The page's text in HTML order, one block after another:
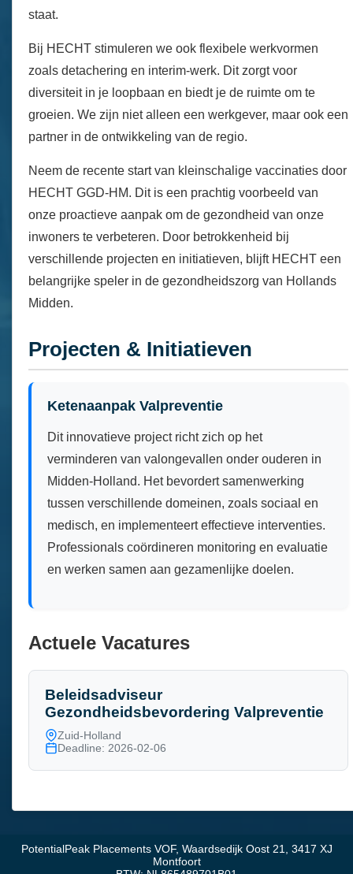
staat.
Bij HECHT stimuleren we ook flexibele werkvormen
zoals detachering en interim-werk. Dit zorgt voor
diversiteit in je loopbaan en biedt je de ruimte om te
groeien. We zijn niet alleen een werkgever, maar ook een
partner in de ontwikkeling van de regio.
Neem de recente start van kleinschalige vaccinaties door
HECHT GGD-HM. Dit is een prachtig voorbeeld van
onze proactieve aanpak om de gezondheid van onze
inwoners te verbeteren. Door betrokkenheid bij
verschillende projecten en initiatieven, blijft HECHT een
belangrijke speler in de gezondheidszorg van Hollands
Midden.
Projecten & Initiatieven
Ketenaanpak Valpreventie
Dit innovatieve project richt zich op het
verminderen van valongevallen onder ouderen in
Midden-Holland. Het bevordert samenwerking
tussen verschillende domeinen, zoals sociaal en
medisch, en implementeert effectieve interventies.
Professionals coördineren monitoring en evaluatie
en werken samen aan gezamenlijke doelen.
Actuele Vacatures
Beleidsadviseur
Gezondheidsbevordering Valpreventie
Zuid-Holland
Deadline: 2026-02-06
PotentialPeak Placements VOF, Waardsedijk Oost 21, 3417 XJ
Montfoort